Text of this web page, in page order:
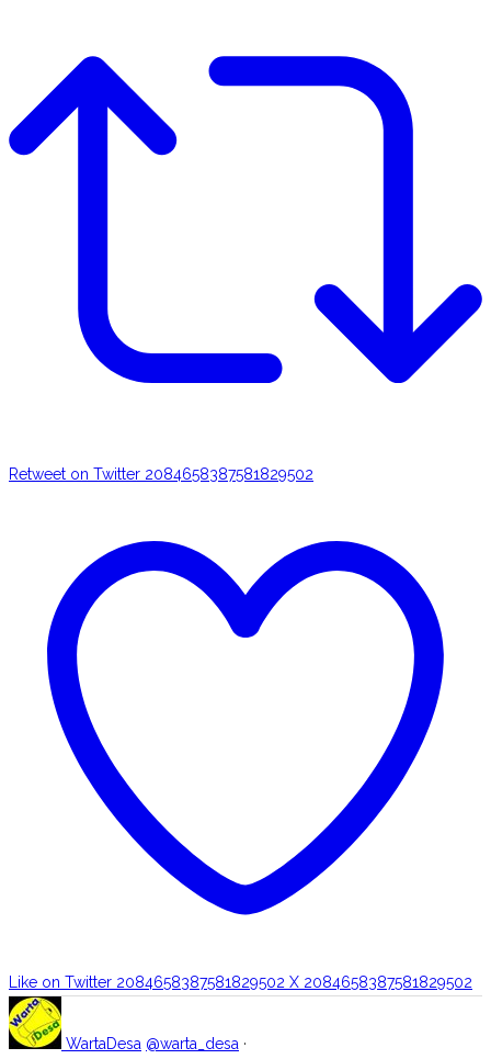
Retweet on Twitter 2084658387581829502
Like on Twitter 2084658387581829502 X 2084658387581829502
WartaDesa @warta_desa ·